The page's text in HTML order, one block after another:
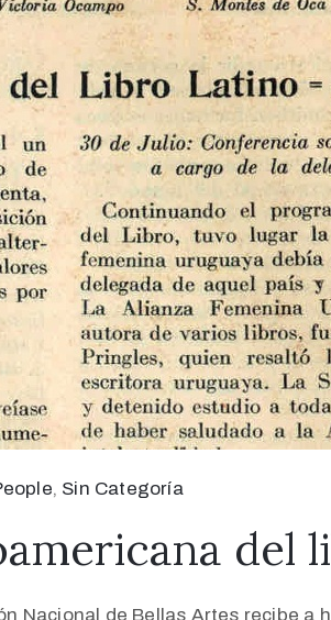
‚ Sin Categoría
del
Nacional de Bellas Artes recibe a